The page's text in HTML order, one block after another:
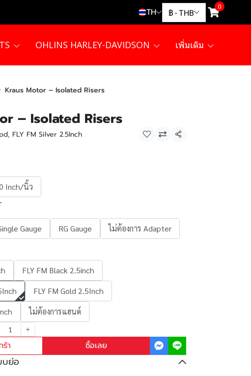
TH ฿ - THB
0
OHLINS HARLEY-DAVIDSON เพิ่มเติม
Kraus Motor – Isolated Risers
– Isolated Risers
FLY FM Silver 2.5Inch แชร์
Inch/นิ้ว
Gauge RG Gauge ไม่ต้องการ Adapter
FLY FM Black 2.5inch
FLY FM Gold 2.5Inch
ไม่ต้องการแฮนด์
า ซื้อเลย
บย่อ